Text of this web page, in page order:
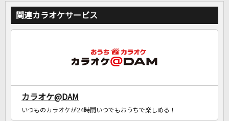
関連カラオケサービス
カラオケ@DAM
いつものカラオケが24時間いつでもおうちで楽しめる！